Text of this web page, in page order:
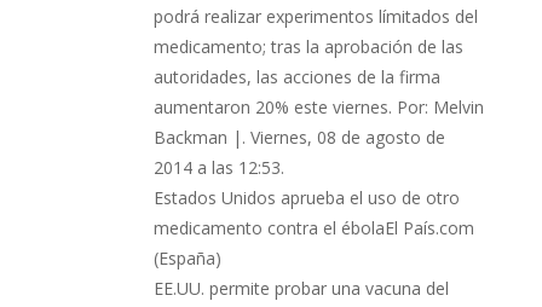
podrá realizar experimentos límitados del
medicamento; tras la aprobación de las
autoridades, las acciones de la firma
aumentaron 20% este viernes. Por: Melvin
Backman |. Viernes, 08 de agosto de
2014 a las 12:53.
Estados Unidos aprueba el uso de otro
medicamento contra el ébolaEl País.com
(España)
EE.UU. permite probar una vacuna del